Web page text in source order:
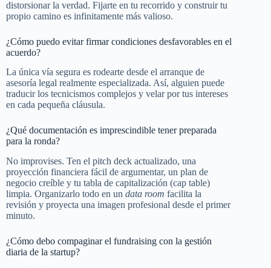
distorsionar la verdad. Fijarte en tu recorrido y construir tu
propio camino es infinitamente más valioso.
¿Cómo puedo evitar firmar condiciones desfavorables en el
acuerdo?
La única vía segura es rodearte desde el arranque de
asesoría legal realmente especializada. Así, alguien puede
traducir los tecnicismos complejos y velar por tus intereses
en cada pequeña cláusula.
¿Qué documentación es imprescindible tener preparada
para la ronda?
No improvises. Ten el pitch deck actualizado, una
proyección financiera fácil de argumentar, un plan de
negocio creíble y tu tabla de capitalización (cap table)
limpia. Organizarlo todo en un data room facilita la
revisión y proyecta una imagen profesional desde el primer
minuto.
¿Cómo debo compaginar el fundraising con la gestión
diaria de la startup?